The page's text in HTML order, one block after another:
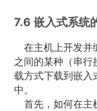
7.6 嵌入式系统
在主机上开发并
之间的某种（串行
载方式下载到嵌入
中。
首先，如何在主